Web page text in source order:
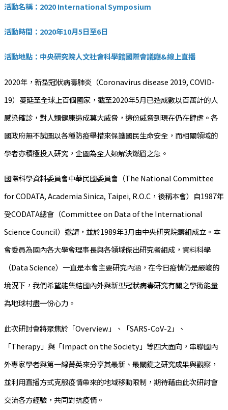
活動名稱：2020 International Symposium
活動時間：2020年10月5日至6日
活動地點：中央研究院人文社會科學館國際會議廳&線上直播
2020年，新型冠狀病毒肺炎（Coronavirus disease 2019, COVID-
19）蔓延至全球上百個國家，截至2020年5月已造成數以百萬計的人
感染確診，對人類健康造成莫大威脅，這份威脅到現在仍在肆虐。各
國政府無不試圖以各種防疫舉措來保護國民生命安全，而相關領域的
學者亦積極投入研究，企圖為全人類解決燃眉之急。
國際科學資料委員會中華民國委員會（The National Committee
for CODATA, Academia Sinica, Taipei, R.O.C，後稱本會）自1987年
受CODATA總會（Committee on Data of the International
Science Council）邀請，並於1989年3月由中央研究院籌組成立。本
會委員為國內各大學會理事長與各領域傑出研究者組成，資料科學
（Data Science）一直是本會主要研究內涵，在今日疫情仍是嚴峻的
境況下，我們希望能集結國內外與新型冠狀病毒研究有關之學術能量
為地球村盡一份心力。
此次研討會將聚焦於「Overview」、「SARS-CoV-2」、
「Therapy」與「Impact on the Society」等四大面向，串聯國內
外專家學者與第一線菁英來分享其最新、最關鍵之研究成果與觀察，
並利用直播方式克服疫情帶來的地域移動限制，期待藉由此次研討會
交流各方經驗，共同對抗疫情。